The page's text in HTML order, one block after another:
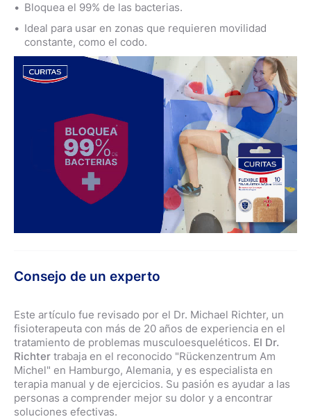
Bloquea el 99% de las bacterias.
Ideal para usar en zonas que requieren movilidad
constante, como el codo.
Consejo de un experto
Este artículo fue revisado por el Dr. Michael Richter, un
fisioterapeuta con más de 20 años de experiencia en el
tratamiento de problemas musculoesqueléticos. El Dr.
Richter trabaja en el reconocido "Rückenzentrum Am
Michel" en Hamburgo, Alemania, y es especialista en
terapia manual y de ejercicios. Su pasión es ayudar a las
personas a comprender mejor su dolor y a encontrar
soluciones efectivas.